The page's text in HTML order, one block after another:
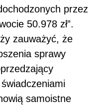
przez
50.978 zł”.
zauważyć, że
sprawy
samoistne